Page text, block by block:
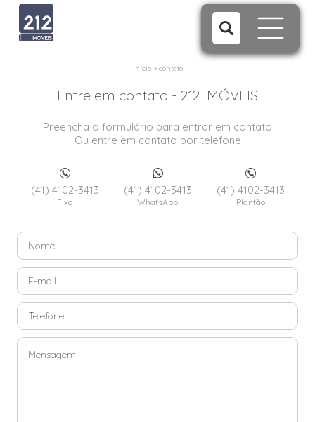
início> contato
Entre em contato - 212 IMÓVEIS
Preencha o formulário para entrar em contato
Ou entre em contato por telefone
(41) 4102-3413
Fixo
(41) 4102-3413
WhatsApp
(41) 4102-3413
Plantão